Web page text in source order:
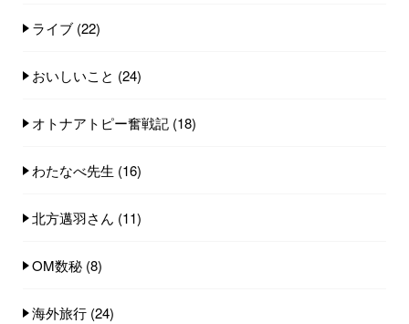
ライブ (22)
おいしいこと (24)
オトナアトピー奮戦記 (18)
わたなべ先生 (16)
北方邁羽さん (11)
OM数秘 (8)
海外旅行 (24)